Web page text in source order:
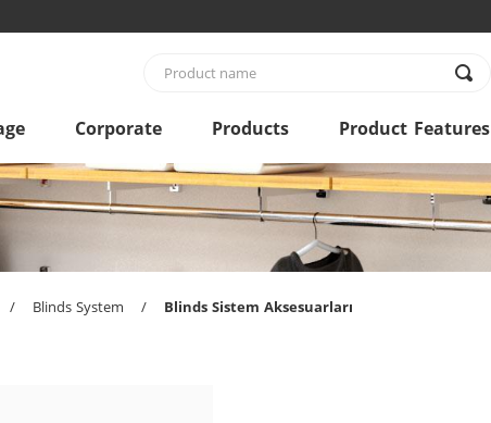
Corporate Products Product Features
/ Blinds System / Blinds Sistem Aksesuarları